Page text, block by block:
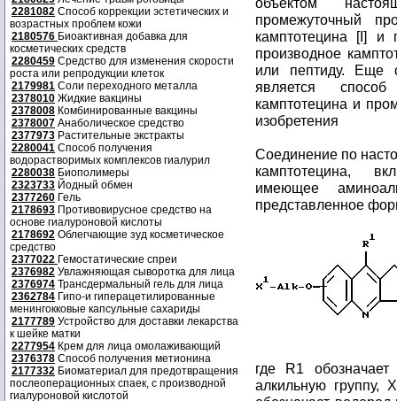
2281082 Способ коррекции эстетических и
возрастных проблем кожи
2180576 Биоактивная добавка для
косметических средств
2280459 Средство для изменения скорости
роста или репродукции клеток
2179981 Соли переходного металла
2378010 Жидкие вакцины
2378008 Комбинированные вакцины
2378007 Анаболическое средство
2377973 Растительные экстракты
2280041 Способ получения
водорастворимых комплексов гиалурил
2280038 Биополимеры
2323733 Йодный обмен
2377260 Гель
2178693 Противовирусное средство на
основе гиалуроновой кислоты
2178692 Облегчающие зуд косметическое
средство
2377022 Гемостатические спреи
2376982 Увлажняющая сыворотка для лица
2376974 Трансдермальный гель для лица
2362784 Гипо-и гиперацетилированные
менингокковые капсульные сахариды
2177789 Устройство для доставки лекарства
к шейке матки
2277954 Крем для лица омолаживающий
2376378 Способ получения метионина
2177332 Биоматериал для предотвращения
послеоперационных спаек, с производной
гиалуроновой кислотой
промежуточный
камптотецина [I] и
производное
или пептиду. Еще
является
камптотецина и
изобретения
Соединение по
камптотецина,
имеющее
представленное
где R1
алкильную группу,